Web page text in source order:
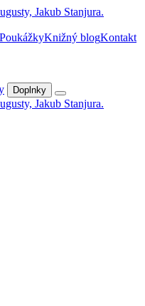
PoukážkyKnižný blogKontakt
Doplnky